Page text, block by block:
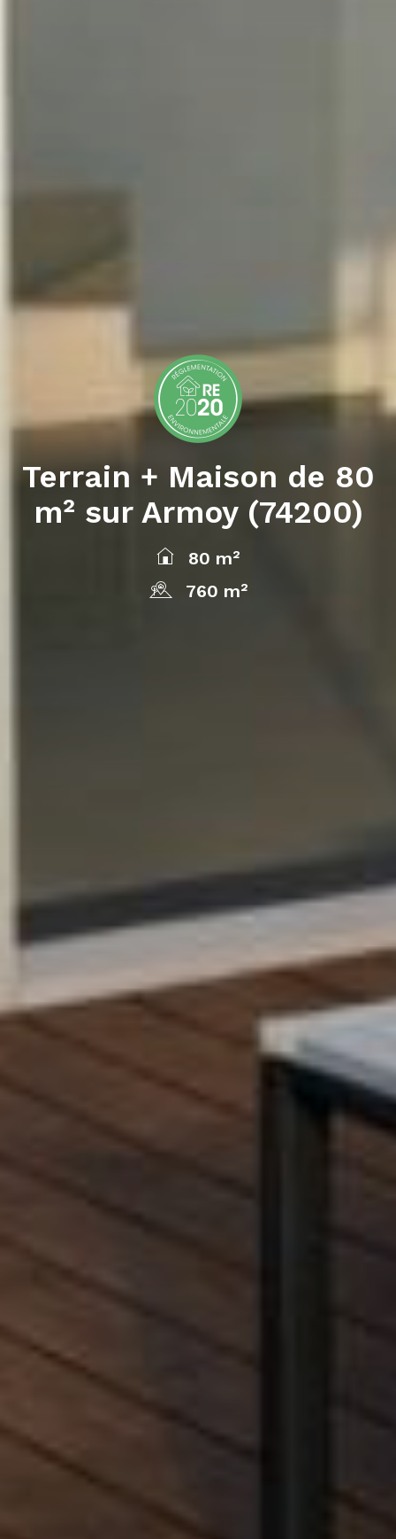
Terrain + Maison de 80
m² sur Armoy (74200)
80 m²
760 m²